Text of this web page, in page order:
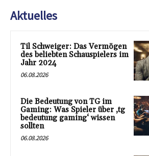
Aktuelles
Til Schweiger: Das Vermögen
des beliebten Schauspielers im
Jahr 2024
06.08.2026
Die Bedeutung von TG im
Gaming: Was Spieler über ‚tg
bedeutung gaming‘ wissen
sollten
06.08.2026